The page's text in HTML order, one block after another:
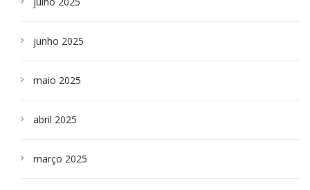
junho 2025
maio 2025
abril 2025
março 2025